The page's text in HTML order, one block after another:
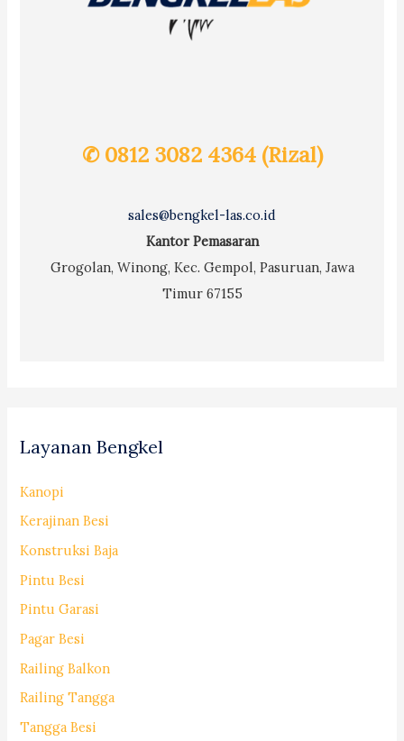
✆ 0812 3082 4364 (Rizal)
sales@bengkel-las.co.id
Kantor Pemasaran
Grogolan, Winong, Kec. Gempol, Pasuruan, Jawa
Timur 67155
Layanan Bengkel
Kanopi
Kerajinan Besi
Konstruksi Baja
Pintu Besi
Pintu Garasi
Pagar Besi
Railing Balkon
Railing Tangga
Tangga Besi